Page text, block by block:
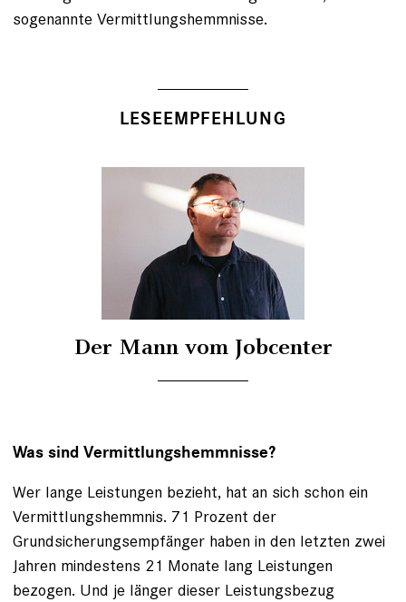
sogenannte Vermittlungshemmnisse.
LESEEMPFEHLUNG
Der Mann vom Jobcenter
Was sind Vermittlungshemmnisse?
Wer lange Leistungen bezieht, hat an sich schon ein
Vermittlungshemmnis. 71 Prozent der
Grundsicherungsempfänger haben in den letzten zwei
Jahren mindestens 21 Monate lang Leistungen
bezogen. Und je länger dieser Leistungsbezug